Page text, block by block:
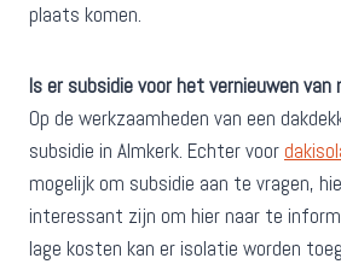
plaats komen.
Is er subsidie voor het vernieuwen van
Op de werkzaamheden van een
subsidie in Almkerk. Echter voor
mogelijk om subsidie aan te vragen,
interessant zijn om hier naar te
lage kosten kan er isolatie worden